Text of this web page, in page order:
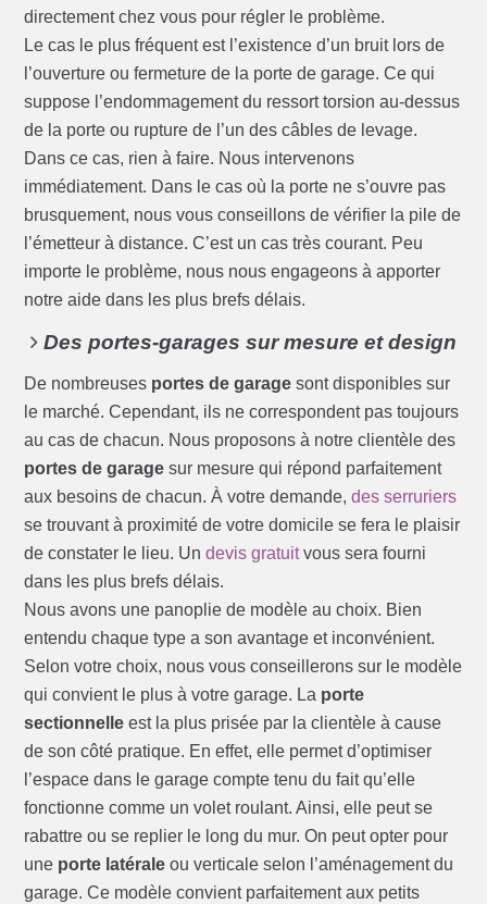
directement chez vous pour régler le problème.
Le cas le plus fréquent est l’existence d’un bruit lors de
l’ouverture ou fermeture de la porte de garage. Ce qui
suppose l’endommagement du ressort torsion au-dessus
de la porte ou rupture de l’un des câbles de levage.
Dans ce cas, rien à faire. Nous intervenons
immédiatement. Dans le cas où la porte ne s’ouvre pas
brusquement, nous vous conseillons de vérifier la pile de
l’émetteur à distance. C’est un cas très courant. Peu
importe le problème, nous nous engageons à apporter
notre aide dans les plus brefs délais.
Des portes-garages sur mesure et design
De nombreuses portes de garage sont disponibles sur
le marché. Cependant, ils ne correspondent pas toujours
au cas de chacun. Nous proposons à notre clientèle des
portes de garage sur mesure qui répond parfaitement
aux besoins de chacun. À votre demande,des serruriers
se trouvant à proximité de votre domicile se fera le plaisir
de constater le lieu. Undevis gratuitvous sera fourni
dans les plus brefs délais.
Nous avons une panoplie de modèle au choix. Bien
entendu chaque type a son avantage et inconvénient.
Selon votre choix, nous vous conseillerons sur le modèle
qui convient le plus à votre garage. La porte
sectionnelle est la plus prisée par la clientèle à cause
de son côté pratique. En effet, elle permet d’optimiser
l’espace dans le garage compte tenu du fait qu’elle
fonctionne comme un volet roulant. Ainsi, elle peut se
rabattre ou se replier le long du mur. On peut opter pour
une porte latérale ou verticale selon l’aménagement du
garage. Ce modèle convient parfaitement aux petits